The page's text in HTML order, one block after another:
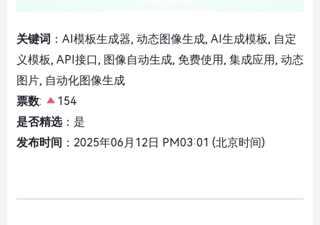
关键词 ：AI模板生成器, 动态图像生成, AI生成模板, 自定
义模板, API接口, 图像自动生成, 免费使用, 集成应用, 动态
图片, 自动化图像生成
票数:
154
是否精选：是
发布时间 ：2025年06月12日 PM03:01 (北京时间)